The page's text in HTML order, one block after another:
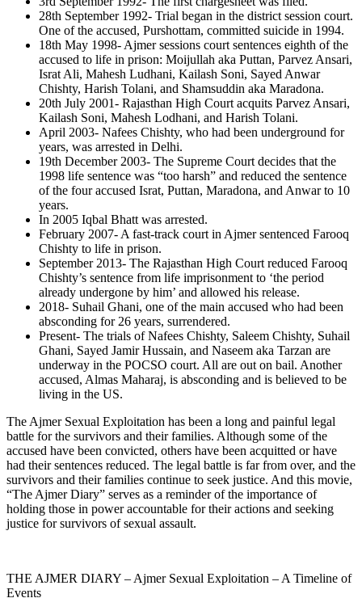
28th September 1992- Trial began in the district session court.
One of the accused, Purshottam, committed suicide in 1994.
18th May 1998- Ajmer sessions court sentences eighth of the
accused to life in prison: Moijullah aka Puttan, Parvez Ansari,
Israt Ali, Mahesh Ludhani, Kailash Soni, Sayed Anwar
Chishty, Harish Tolani, and Shamsuddin aka Maradona.
20th July 2001- Rajasthan High Court acquits Parvez Ansari,
Kailash Soni, Mahesh Lodhani, and Harish Tolani.
April 2003- Nafees Chishty, who had been underground for
years, was arrested in Delhi.
19th December 2003- The Supreme Court decides that the
1998 life sentence was “too harsh” and reduced the sentence
of the four accused Israt, Puttan, Maradona, and Anwar to 10
years.
In 2005 Iqbal Bhatt was arrested.
February 2007- A fast-track court in Ajmer sentenced Farooq
Chishty to life in prison.
September 2013- The Rajasthan High Court reduced Farooq
Chishty’s sentence from life imprisonment to ‘the period
already undergone by him’ and allowed his release.
2018- Suhail Ghani, one of the main accused who had been
absconding for 26 years, surrendered.
Present- The trials of Nafees Chishty, Saleem Chishty, Suhail
Ghani, Sayed Jamir Hussain, and Naseem aka Tarzan are
underway in the POCSO court. All are out on bail. Another
accused, Almas Maharaj, is absconding and is believed to be
living in the US.
The Ajmer Sexual Exploitation has been a long and painful legal
battle for the survivors and their families. Although some of the
accused have been convicted, others have been acquitted or have
had their sentences reduced. The legal battle is far from over, and the
survivors and their families continue to seek justice. And this movie,
“The Ajmer Diary” serves as a reminder of the importance of
holding those in power accountable for their actions and seeking
justice for survivors of sexual assault.
THE AJMER DIARY – Ajmer Sexual Exploitation – A Timeline of
Events